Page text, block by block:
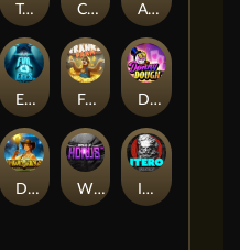
Tasty Treats Cash Quest Alpha Eagle
Evil Eyes Frank's Farm DONNY DOUGH
Dawn of Kings Wings of Horus ITERO